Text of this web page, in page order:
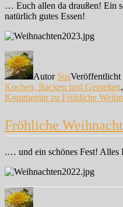
… Euch allen da draußen! Ein
natürlich gutes Essen!
Autor SusVeröffentlicht
Kochen, Backen und Genießen,
Kommentarzu Fröhliche
Fröhliche
.… und ein schönes Fest! Alles